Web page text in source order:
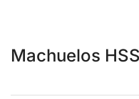
Machuelos HSS